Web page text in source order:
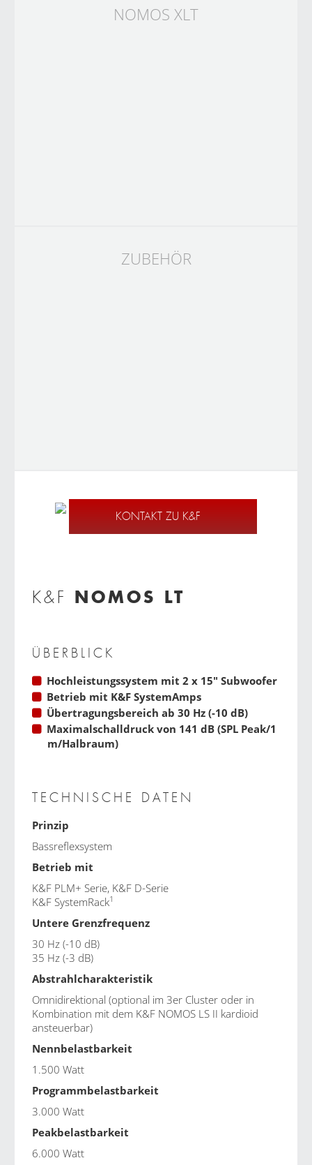
NOMOS XLT
ZUBEHÖR
KONTAKT ZU K&F
K&F NOMOS LT
ÜBERBLICK
Hochleistungssystem mit 2 x 15″ Subwoofer
Betrieb mit K&F SystemAmps
Übertragungsbereich ab 30 Hz (-10 dB)
Maximalschalldruck von 141 dB (SPL Peak/1
m/Halbraum)
TECHNISCHE DATEN
Prinzip
Bassreflexsystem
Betrieb mit
K&F PLM+ Serie, K&F D-Serie
K&F SystemRack1
Untere Grenzfrequenz
30 Hz (-10 dB)
35 Hz (-3 dB)
Abstrahlcharakteristik
Omnidirektional (optional im 3er Cluster oder in
Kombination mit dem K&F NOMOS LS II kardioid
ansteuerbar)
Nennbelastbarkeit
1.500 Watt
Programmbelastbarkeit
3.000 Watt
Peakbelastbarkeit
6.000 Watt